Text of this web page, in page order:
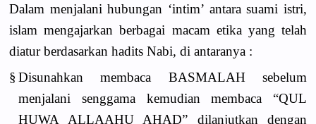
Dalam menjalani hubungan ‘intim’ antara suami istri,
islam mengajarkan berbagai macam etika yang telah
diatur berdasarkan hadits Nabi, di antaranya :
§ Disunahkan membaca BASMALAH sebelum
menjalani senggama kemudian membaca “QUL
HUWA ALLAAHU AHAD” dilanjutkan dengan